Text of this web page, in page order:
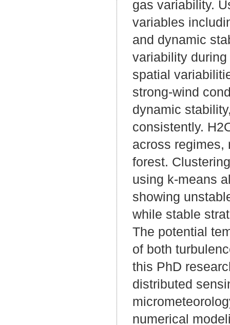
gas variability.
variables
and dynamic
variability
spatial
strong-wind
dynamic
consistently.
across regimes,
forest.
using k-means
showing
while stable
The potential
of both
this PhD
distributed
numerical